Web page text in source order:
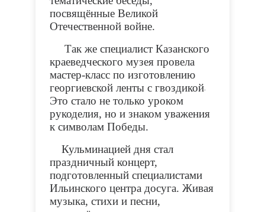
посвящённые Великой
Отечественной войне.
Так же специалист Казанского
краеведческого музея провела
мастер-класс по изготовлению
георгиевской ленты с гвоздикой.
Это стало не только уроком
рукоделия, но и знаком уважения
к символам Победы.
Кульминацией дня стал
праздничный концерт,
подготовленный специалистами
Ильинского центра досуга. Живая
музыка, стихи и песни,